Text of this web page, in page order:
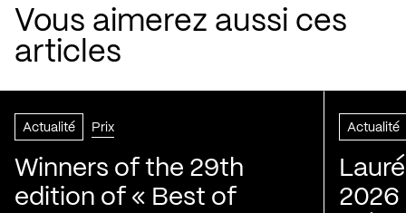
Vous aimerez aussi ces
articles
Actualité Prix
Winners of the 29th
edition of « Best of
Actualité
2026